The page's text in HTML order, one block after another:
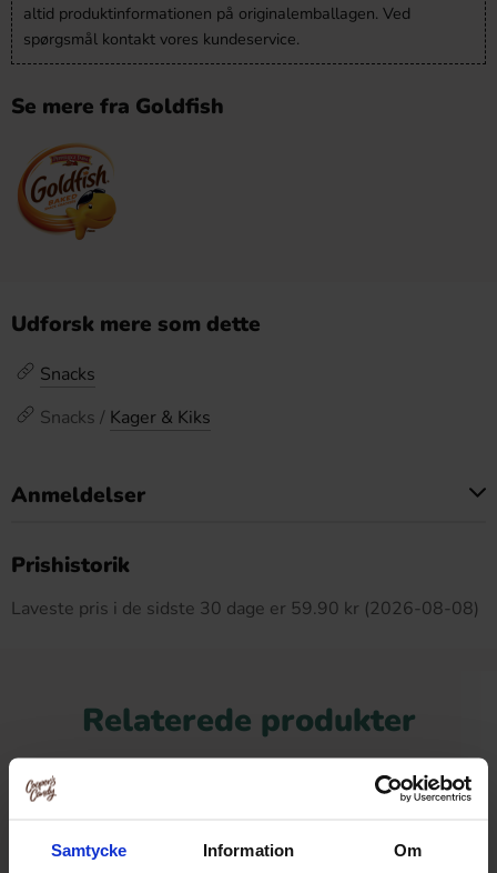
Samtycke Information Om
altid produktinformationen på originalemballagen. Ved
spørgsmål kontakt vores kundeservice.
Se mere fra Goldfish
Udforsk mere som dette
Snacks
Snacks / Kager & Kiks
Anmeldelser
Prishistorik
Laveste pris i de sidste 30 dage er 59.90 kr (2026-08-08)
Relaterede produkter